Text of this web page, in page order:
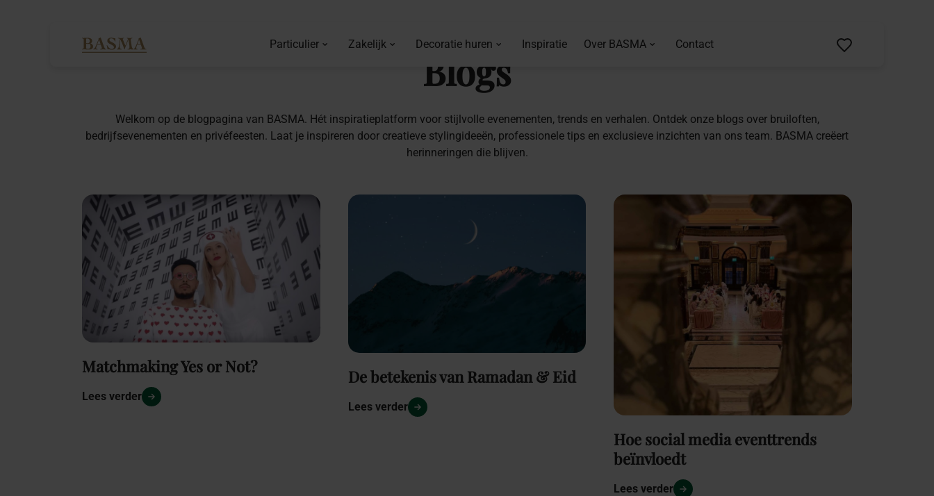
Particulier Zakelijk Decoratie huren Inspiratie Over BASMA Contact
Blogs
Welkom op de blogpagina van BASMA. Hét inspiratieplatform voor stijlvolle evenementen, trends en verhalen. Ontdek onze blogs over bruiloften,
bedrijfsevenementen en privéfeesten. Laat je inspireren door creatieve stylingideeën, professionele tips en exclusieve inzichten van ons team. BASMA creëert
herinneringen die blijven.
Matchmaking Yes or Not?
Lees verder
De betekenis van Ramadan & Eid
Lees verder
Hoe social media eventtrends
beïnvloedt
Lees verder